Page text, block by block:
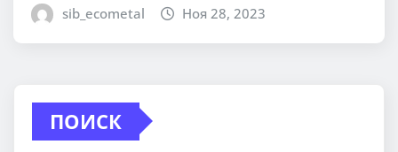
sib_ecometal Ноя 28, 2023
ПОИСК